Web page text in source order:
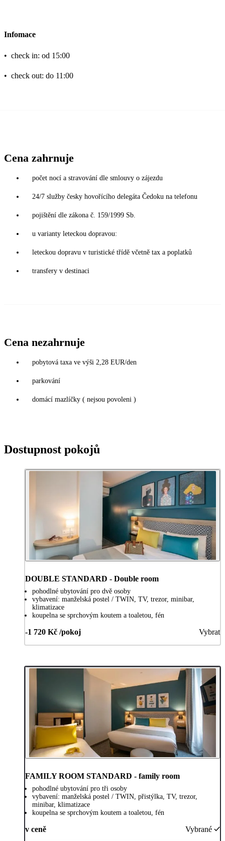
Infomace
• check in: od 15:00
• check out: do 11:00
Cena zahrnuje
počet nocí a stravování dle smlouvy o zájezdu
24/7 služby česky hovořícího delegáta Čedoku na telefonu
pojištění dle zákona č. 159/1999 Sb.
u varianty leteckou dopravou:
leteckou dopravu v turistické třídě včetně tax a poplatků
transfery v destinaci
Cena nezahrnuje
pobytová taxa ve výši 2,28 EUR/den
parkování
domácí mazlíčky ( nejsou povoleni )
Dostupnost pokojů
DOUBLE STANDARD - Double room
pohodlné ubytování pro dvě osoby
vybavení: manželská postel / TWIN, TV, trezor, minibar,
klimatizace
koupelna se sprchovým koutem a toaletou, fén
-1 720 Kč /pokoj Vybrat
FAMILY ROOM STANDARD - family room
pohodlné ubytování pro tři osoby
vybavení: manželská postel / TWIN, přistýlka, TV, trezor,
minibar, klimatizace
koupelna se sprchovým koutem a toaletou, fén
v ceně Vybrané